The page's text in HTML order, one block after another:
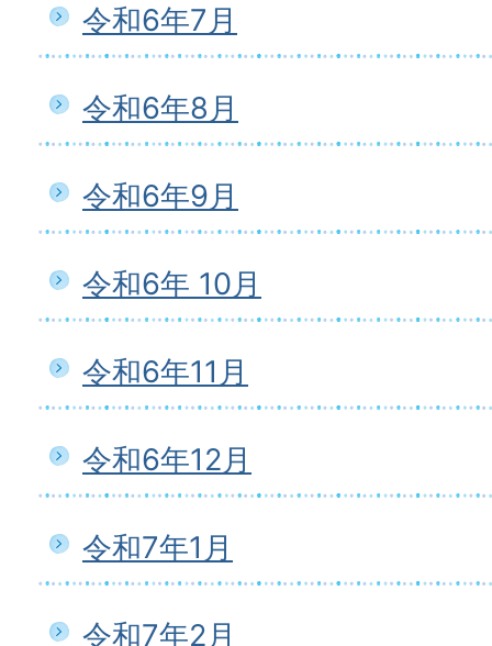
令和6年7月
令和6年8月
令和6年9月
令和6年 10月
令和6年11月
令和6年12月
令和7年1月
令和7年2月